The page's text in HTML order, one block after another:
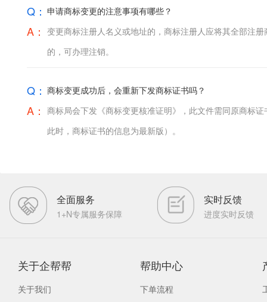
Q： 申请商标变更的注意事项有哪些？
A： 变更商标注册人名义或地址的，商标注册人应将其全部注
的，可办理注销。
Q： 商标变更成功后，会重新下发商标证书吗？
A： 商标局会下发《商标变更核准证明》，此文件需同原商标
此时，商标证书的信息为最新版）。
全面服务
1+N专属服务保障
实时反馈
进度实时反馈
关于企帮帮
关于我们
帮助中心
下单流程